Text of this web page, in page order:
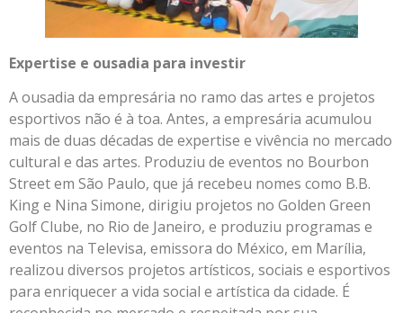
Expertise e ousadia para investir
A ousadia da empresária no ramo das artes e projetos
esportivos não é à toa. Antes, a empresária acumulou
mais de duas décadas de expertise e vivência no mercado
cultural e das artes. Produziu de eventos no Bourbon
Street em São Paulo, que já recebeu nomes como B.B.
King e Nina Simone, dirigiu projetos no Golden Green
Golf Clube, no Rio de Janeiro, e produziu programas e
eventos na Televisa, emissora do México, em Marília,
realizou diversos projetos artísticos, sociais e esportivos
para enriquecer a vida social e artística da cidade. É